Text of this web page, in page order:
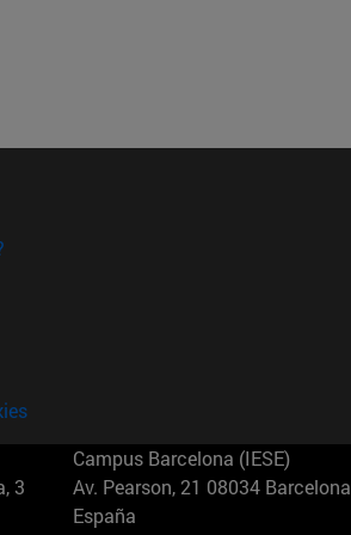
3
Campus Barcelona (IESE)
Av. Pearson, 21 08034 Barcelona
España